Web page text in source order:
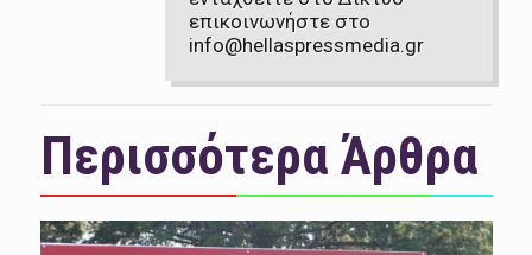
επικοινωνήστε στο
info@hellaspressmedia.gr
Περισσότερα Άρθρα